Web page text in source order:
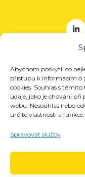
Abychom poskytli co
přístupu k informacím o
cookies. Souhlas s
údaje, jako je chování
webu. Nesouhlas nebo
určité vlastnosti a funkce.
Spravovat služby